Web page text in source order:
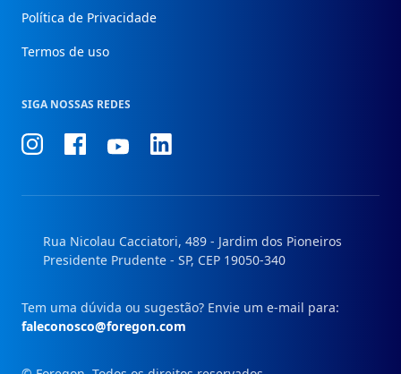
Política de Privacidade
Termos de uso
SIGA NOSSAS REDES
ConheçaConheçaConheçaConheça
Rua Nicolau Cacciatori, 489 - Jardim dos Pioneiros
Presidente Prudente - SP, CEP 19050-340
Tem uma dúvida ou sugestão? Envie um e-mail para:
faleconosco@foregon.com